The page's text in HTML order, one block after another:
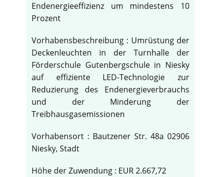
Endenergieeffizienz um mindestens 10
Prozent
Vorhabensbeschreibung : Umrüstung der
Deckenleuchten in der Turnhalle der
Förderschule Gutenbergschule in Niesky
auf effiziente LED-Technologie zur
Reduzierung des Endenergieverbrauchs
und der Minderung der
Treibhausgasemissionen
Vorhabensort : Bautzener Str. 48a 02906
Niesky, Stadt
Höhe der Zuwendung : EUR 2.667,72